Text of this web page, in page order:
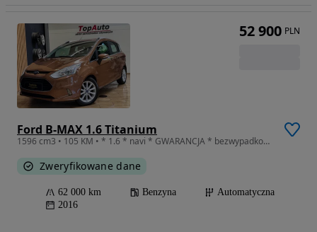
Ford B-MAX 1.6 Titanium
1596 cm3 • 105 KM • * 1.6 * navi * GWARANCJA * bezwypadkowy * AUTOAMT * 62.000KM *
Zweryfikowane dane
62 000 km Benzyna
Automatyczna
2016
52 900 PLN